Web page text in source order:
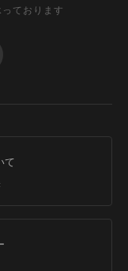
っております
て